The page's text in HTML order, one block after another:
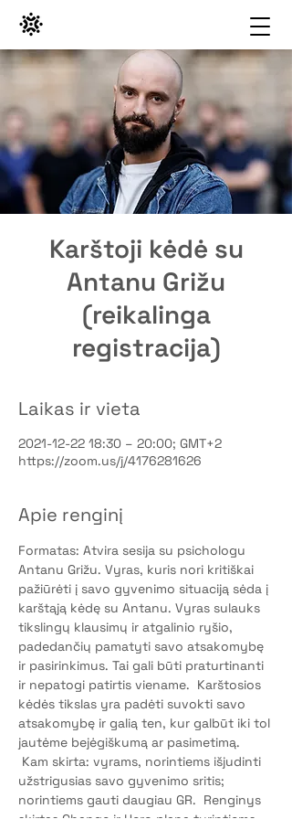
Karštoji kėdė su
Antanu Grižu
(reikalinga
registracija)
Laikas ir vieta
2021-12-22 18:30 – 20:00; GMT+2
https://zoom.us/j/4176281626
Apie renginį
Formatas: Atvira sesija su psichologu
Antanu Grižu. Vyras, kuris nori kritiškai
pažiūrėti į savo gyvenimo situaciją sėda į
karštąją kėdę su Antanu. Vyras sulauks
tikslingų klausimų ir atgalinio ryšio,
padedančių pamatyti savo atsakomybę
ir pasirinkimus. Tai gali būti praturtinanti
ir nepatogi patirtis viename.  Karštosios
kėdės tikslas yra padėti suvokti savo
atsakomybę ir galią ten, kur galbūt iki tol
jautėme bejėgiškumą ar pasimetimą.
Kam skirta: vyrams, norintiems išjudinti
užstrigusias savo gyvenimo sritis;
norintiems gauti daugiau GR.  Renginys